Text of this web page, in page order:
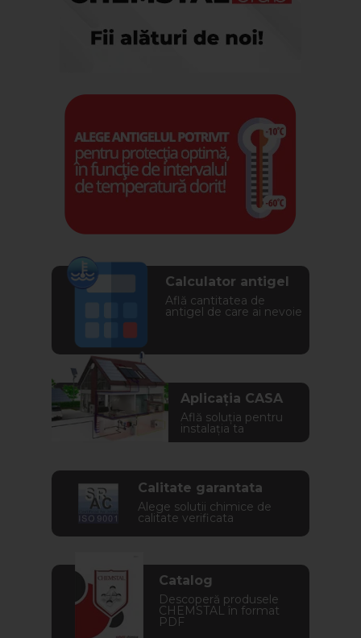
Calculator antigel
Află cantitatea de
antigel de care ai nevoie
Aplicația CASA
Află soluția pentru
instalația ta
Calitate garantata
Alege solutii chimice de
calitate verificata
Catalog
Descoperă produsele
CHEMSTAL în format
PDF